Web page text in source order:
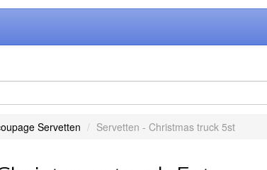
Servetten Servetten - Christmas truck 5st